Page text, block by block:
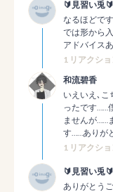
🔰見習い兎🔰
なるほどです
では形から
アドバイス
1 リアクショ
和流碧香
いえいえ､こ
ったです……
ませんが……
す……ありが
1 リアクショ
🔰見習い兎🔰
ありがとう